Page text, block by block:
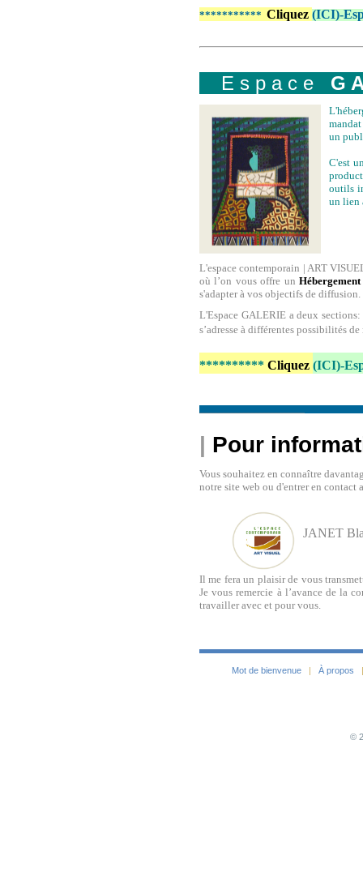
*********** Cliquez (ICI)-
E s p a c e G
un
C'est
outils
un lien
L'espace contemporain | ART
où l’on vous offre un Hébergement
s'adapter à vos objectifs de diffusion.
L'Espace GALERIE a deux
s’adresse à différentes possibilités
********** Cliquez (ICI)-
| Pour
Vous souhaitez en connaître
notre site web ou d'entrer en contact
JANET
Il me fera un plaisir de vous
Je vous remercie à l’avance de la
travailler avec et pour vous.
Mot de bienvenue | À propos
©